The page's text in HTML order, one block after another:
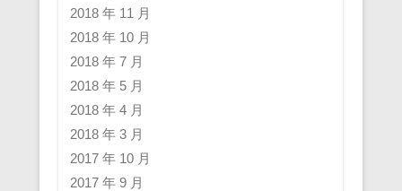
2018 年 11 月
2018 年 10 月
2018 年 7 月
2018 年 5 月
2018 年 4 月
2018 年 3 月
2017 年 10 月
2017 年 9 月